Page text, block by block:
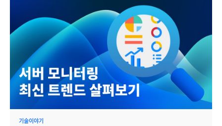
데이터, 서비스 등을 온프레미스 환경으로 되돌리는 것을 말합니다.
이는 퍼블릭 클라우드가 비즈니스 민첩성을 향상시킬 수 있지만, 특정한
상황에서 온프레미스보다 퍼블릭 클라우드의 지출 비용이 더 크다는
사실을 기업이 깨달으면서 해당 애플리케이션 등을 온프레미스로
복귀시키려는 IT 전략입니다. 클라우드 송환 현상은 IT 비용과 성능을
비롯한 여러 측면에서 클라우드가 항상 최선의 해결책은 아니라는
인식을 바탕으로 확대되는 추세이며 이제 기업이 비용, 성능, 보안의
극대화를 위해 기존 환경과 새로운 환경 사이에서 자연스러운 워크로드
분산을 시작했다는 의미이기도 합니다. 미처 몰랐던 클라우드
서비스의 문제점 클라우드를 채택한 기업이 클라우드 송환을 선택하는
이유는 다음과 같은 문제가 있기 때문입니다. 첫째, 클라우드 비용
문제입니다. 2022년 클라우드 현황(Flexera 2022 State of the Cloud
Report) 보고서에 따르면, 클라우드 비용의 30% 정도가 낭비되고
기술이야기